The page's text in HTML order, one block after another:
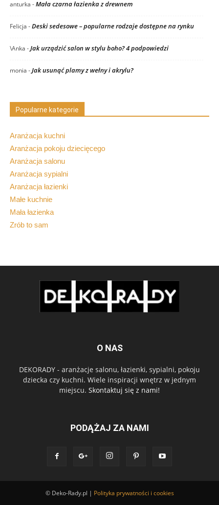
anturka -Mała czarna łazienka z drewnem
Felicja -Deski sedesowe – popularne rodzaje dostępne na rynku
\Anka -Jak urządzić salon w stylu boho? 4 podpowiedzi
monia -Jak usunąć plamy z wełny i akrylu?
Popularne kategorie
Aranżacja kuchni
Aranżacja pokoju dziecięcego
Aranżacja salonu
Aranżacja sypialni
Aranżacja łazienki
Małe kuchnie
Mała łazienka
Zrób to sam
O NAS
DEKORADY - aranżacje salonu, łazienki, sypialni, pokoju
dziecka czy kuchni. Wiele inspiracji wnętrz w jednym
miejscu. Skontaktuj się z nami!
PODĄŻAJ ZA NAMI
© Deko-Rady.pl | Polityka prywatności i cookies